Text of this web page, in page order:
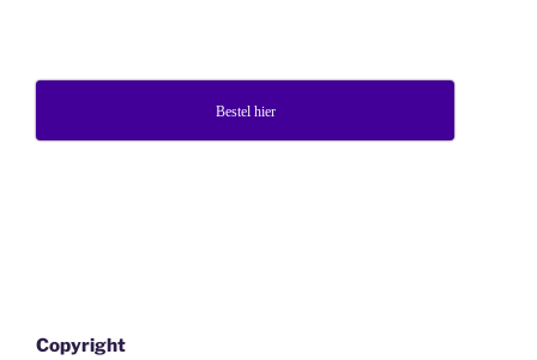
Bestel hier
Copyright